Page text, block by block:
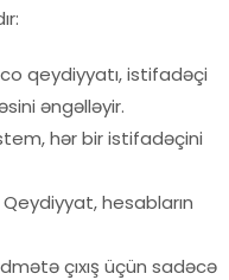
qeydiyyatı, istifadəçi
əngəlləyir.
hər bir istifadəçini
Qeydiyyat, hesabların
çıxış üçün sadəcə